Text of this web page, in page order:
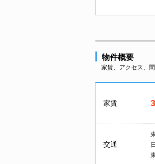
物件概要
家賃、アクセス、
家賃
交通